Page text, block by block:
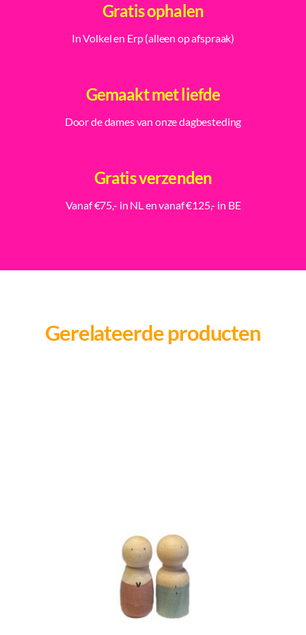
Gratis ophalen
In Volkel en Erp (alleen op afspraak)
Gemaakt met liefde
Door de dames van onze dagbesteding
Gratis verzenden
Vanaf €75,- in NL en vanaf €125,- in BE
Gerelateerde producten